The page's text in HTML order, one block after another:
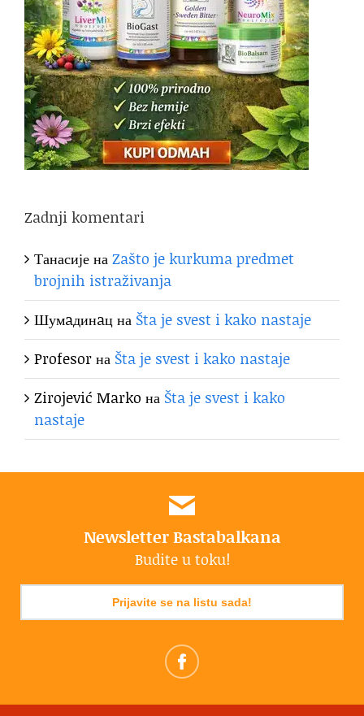
Zadnji komentari
ТанасијенаZašto je kurkuma predmet
brojnih istraživanja
Шумaдинaцна Šta je svest i kako nastaje
Profesorна Šta je svest i kako nastaje
Zirojević Marko на Šta je svest i kako
nastaje
Newsletter Bastabalkana
Budite u toku!
Prijavite se na listu sada!